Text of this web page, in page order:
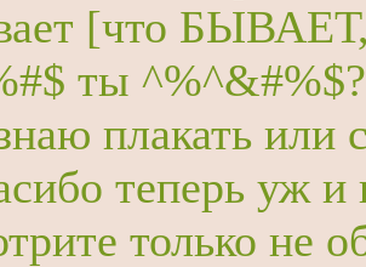
[что БЫВАЕТ,
ты
плакать или
теперь уж и
только не